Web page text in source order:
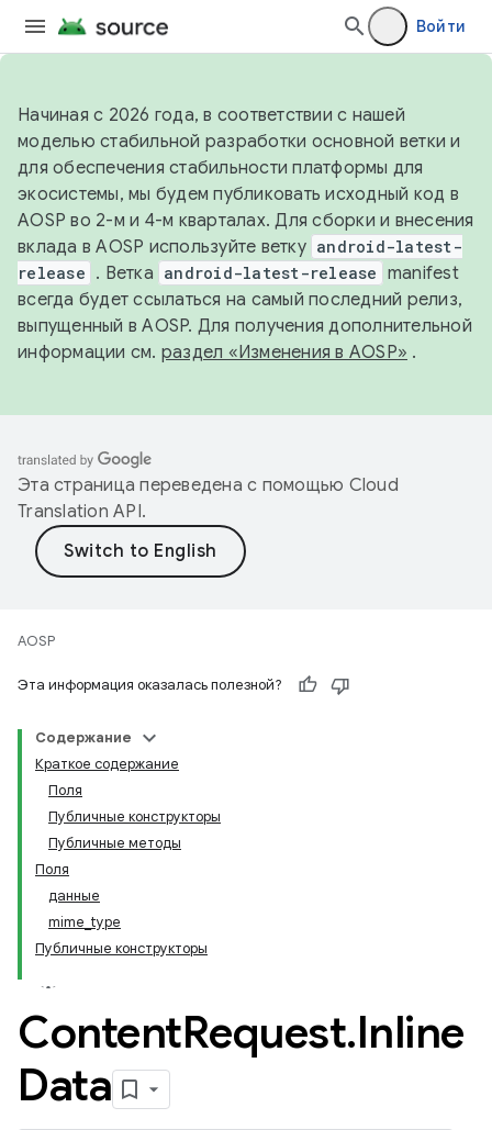
Войти
Начиная с 2026 года, в соответствии с нашей
моделью стабильной разработки основной ветки и
для обеспечения стабильности платформы для
экосистемы, мы будем публиковать исходный код в
AOSP во 2-м и 4-м кварталах. Для сборки и внесения
вклада в AOSP используйте ветку android-latest-
release . Ветка android-latest-release manifest
всегда будет ссылаться на самый последний релиз,
выпущенный в AOSP. Для получения дополнительной
информации см. раздел «Изменения в AOSP» .
Эта страница переведена с помощью Cloud
Translation API.
AOSP
Эта информация оказалась полезной?
Содержание
Краткое содержание
Поля
Публичные конструкторы
Публичные методы
Поля
данные
mime_type
Публичные конструкторы
ContentRequest.Inline
Data